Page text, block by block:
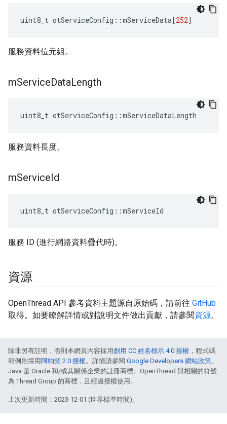
uint8_t otServiceConfig ::mServiceData[252]
服務資料位元組。
mServiceDataLength
uint8_t otServiceConfig ::mServiceDataLength
服務資料長度。
mServiceId
uint8_t otServiceConfig ::mServiceId
服務 ID (進行網路資料疊代時)。
資源
OpenThread API 參考資料主題源自原始碼，請前往 GitHub
取得。如要瞭解詳情或對說明文件做出貢獻，請參閱資源。
除非另有註明，否則本網頁內容採用創用 CC 姓名標示 4.0 授權 ，程式碼
範例則採用 阿帕契 2.0 授權。詳情請參閱 Google Developers 網站政策。
Java 是 Oracle 和/或其關係企業的註冊商標。OpenThread 與相關的符號
為 Thread Group 的商標，且經過授權使用。
上次更新時間：2023-12-01 (世界標準時間)。